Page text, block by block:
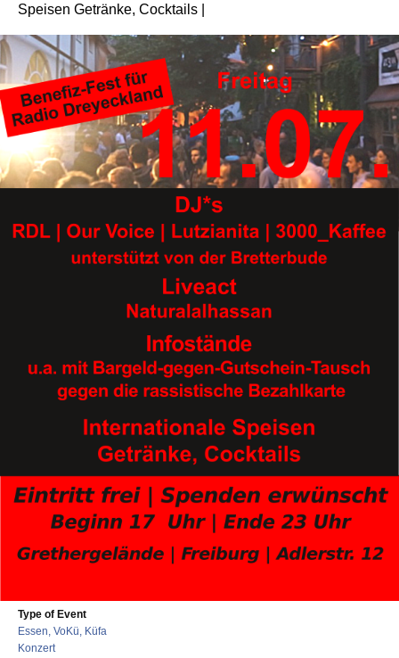
Speisen Getränke, Cocktails |
Type of Event
Essen, VoKü, Küfa
Konzert